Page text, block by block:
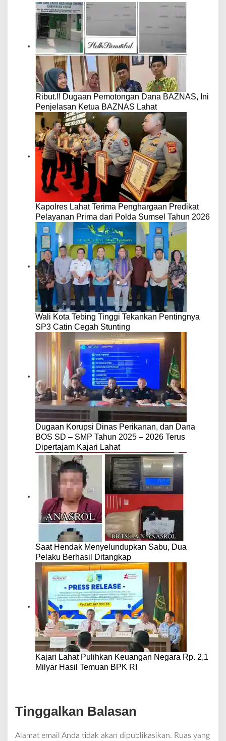
Ribut.!! Dugaan Pemotongan Dana BAZNAS, Ini
Penjelasan Ketua BAZNAS Lahat
Kapolres Lahat Terima Penghargaan Predikat
Pelayanan Prima dari Polda Sumsel Tahun 2026
Wali Kota Tebing Tinggi Tekankan Pentingnya
SP3 Catin Cegah Stunting
Dugaan Korupsi Dinas Perikanan, dan Dana
BOS SD – SMP Tahun 2025 – 2026 Terus
Dipertajam Kajari Lahat
Saat Hendak Menyelundupkan Sabu, Dua
Pelaku Berhasil Ditangkap
Kajari Lahat Pulihkan Keuangan Negara Rp. 2,1
Milyar Hasil Temuan BPK RI
Tinggalkan Balasan
Alamat email Anda tidak akan dipublikasikan. Ruas yang